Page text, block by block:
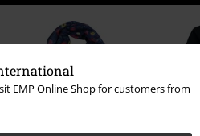
EMP Online Shop for customers from